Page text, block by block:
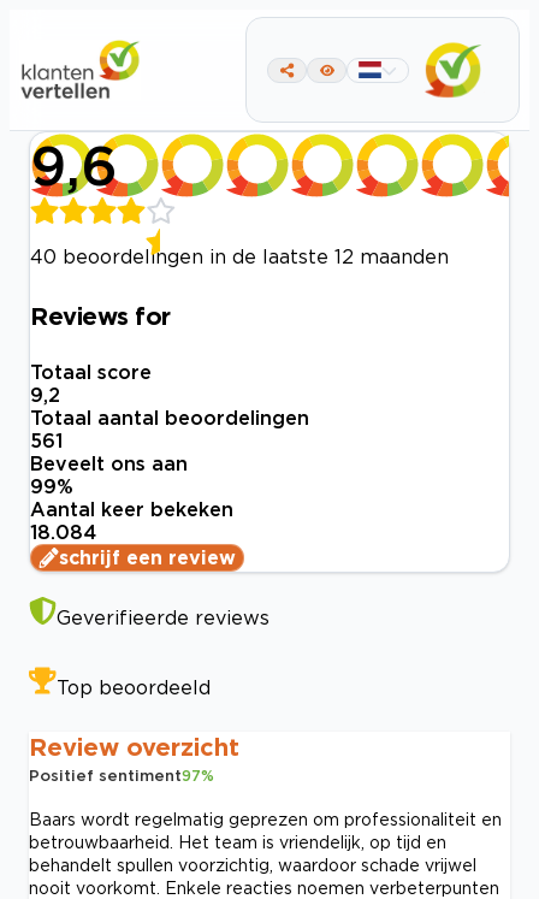
9,6
40 beoordelingen in de laatste 12 maanden
Reviews for
Totaal score
9,2
Totaal aantal beoordelingen
561
Beveelt ons aan
99%
Aantal keer bekeken
18.084
schrijf een review
Geverifieerde reviews
Top beoordeeld
Review overzicht
Positief sentiment97%
Baars wordt regelmatig geprezen om professionaliteit en
betrouwbaarheid. Het team is vriendelijk, op tijd en
behandelt spullen voorzichtig, waardoor schade vrijwel
nooit voorkomt. Enkele reacties noemen verbeterpunten